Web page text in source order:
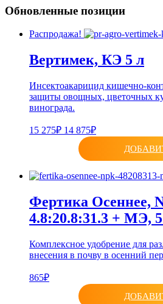
Обновленные позиции
Распродажа!
Вертимек, КЭ 5 л
Инсектоакарицид кишечно-
защиты овощных, цветочных
винограда.
15 275₽ 14 875₽
Фертика Осеннее,
4.8:20.8:31.3 + МЭ,
Комплексное удобрение для
внесения в почву в осенний
865₽